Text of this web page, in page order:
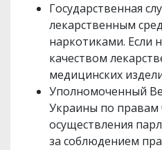
Государственная
лекарственным
наркотиками. Если
качеством
медицинских
Уполномоченный
Украины по правам
осуществления
за соблюдением